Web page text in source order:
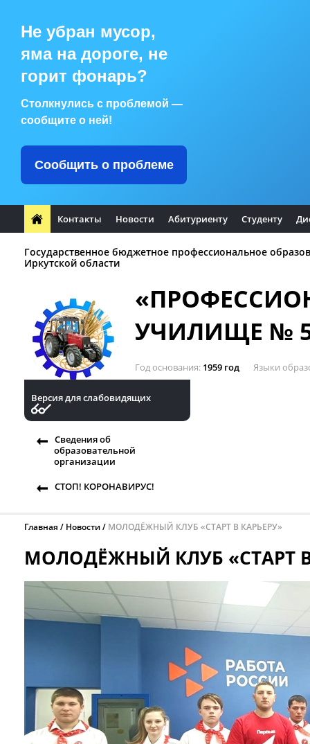
Не убран мусор,
яма на дороге, не
горит фонарь?
Столкнулись с проблемой —
сообщите о ней!
Сообщить о проблеме
Контакты Новости Абитуриенту Студенту
Государственное бюджетное профессиональное
Иркутской области
УЧИЛИЩЕ №
Год основания 1959 год Языки
Версия для слабовидящих
Сведения об
образовательной
организации
СТОП! КОРОНАВИРУС!
Главная Новости МОЛОДЁЖНЫЙ КЛУБ «СТАРТ В КАРЬЕРУ»
МОЛОДЁЖНЫЙ КЛУБ «СТАРТ